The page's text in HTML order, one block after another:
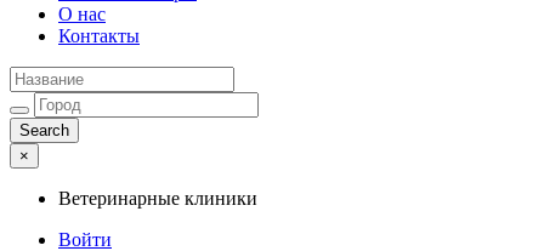
О нас
Контакты
×
Ветеринарные клиники
Войти